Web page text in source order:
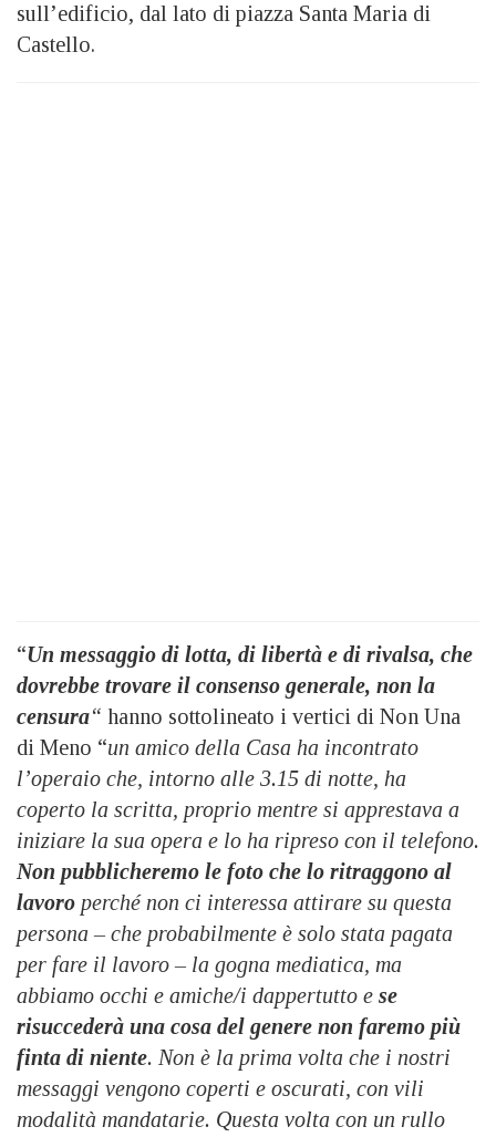
sull’edificio, dal lato di piazza Santa Maria di
Castello.
“Un messaggio di lotta, di libertà e di rivalsa, che
dovrebbe trovare il consenso generale, non la
censura“ hanno sottolineato i vertici di Non Una
di Meno “un amico della Casa ha incontrato
l’operaio che, intorno alle 3.15 di notte, ha
coperto la scritta, proprio mentre si apprestava a
iniziare la sua opera e lo ha ripreso con il telefono.
Non pubblicheremo le foto che lo ritraggono al
lavoro perché non ci interessa attirare su questa
persona – che probabilmente è solo stata pagata
per fare il lavoro – la gogna mediatica, ma
abbiamo occhi e amiche/i dappertutto e se
risuccederà una cosa del genere non faremo più
finta di niente. Non è la prima volta che i nostri
messaggi vengono coperti e oscurati, con vili
modalità mandatarie. Questa volta con un rullo